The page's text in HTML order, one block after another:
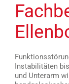
Instabilitäten
und Unterarm